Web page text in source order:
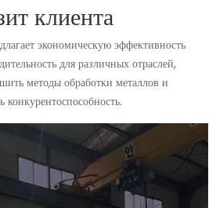
клиента
экономическую эффективность
для различных отраслей,
методы обработки металлов и
конкурентоспособность.